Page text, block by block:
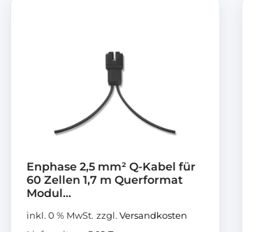
Enphase 2,5 mm² Q-Kabel für
60 Zellen 1,7 m Querformat
Modul...
inkl. 0 % MwSt. zzgl. Versandkosten